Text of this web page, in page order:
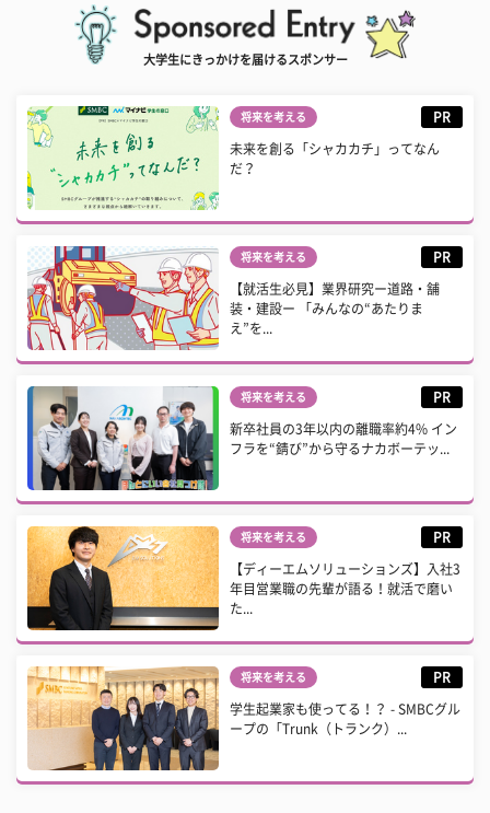
大学生にきっかけを届けるスポンサー
将来を考える PR
未来を創る「シャカカチ」ってなん
だ？
将来を考える PR
【就活生必見】業界研究ー道路・舗
装・建設ー 「みんなの“あたりま
え”を...
将来を考える PR
新卒社員の3年以内の離職率約4% イン
フラを“錆び”から守るナカボーテッ...
将来を考える PR
【ディーエムソリューションズ】入社3
年目営業職の先輩が語る！就活で磨い
た...
将来を考える PR
学生起業家も使ってる！？ - SMBCグル
ープの「Trunk（トランク）...